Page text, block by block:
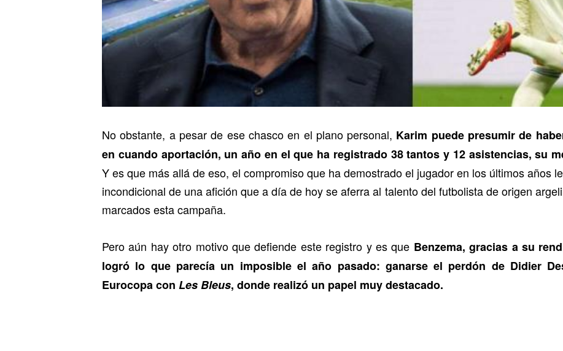
No obstante, a pesar de ese chasco en el plano personal, Karim puede presumir de
en cuando aportación, un año en el que ha registrado 38 tantos y 12 asistencias, su
Y es que más allá de eso, el compromiso que ha demostrado el jugador en los últimos años
incondicional de una afición que a día de hoy se aferra al talento del futbolista de origen
marcados esta campaña.
Pero aún hay otro motivo que defiende este registro y es que Benzema, gracias a su
logró lo que parecía un imposible el año pasado: ganarse el perdón de Didier
Eurocopa con Les Bleus, donde realizó un papel muy destacado.